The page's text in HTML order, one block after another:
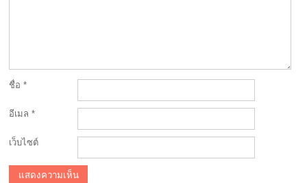
ชื่อ*
อีเมล*
เว็บไซต์